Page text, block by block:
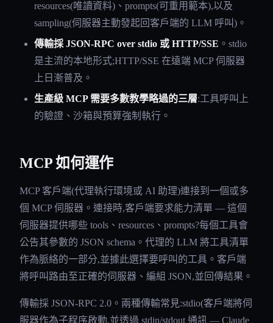
resources(唯讀資料)、prompts(可重用範本),以及
sampling(伺服器主動發起回客戶端的 LLM 呼叫)。
傳輸採 JSON-RPC over stdio 或 HTTP/SSE 。stdio
是主流的本地形式;HTTP/SSE 在遠端 MCP 伺服器
上日漸普及。
生產級 MCP 需要多數教學略過的三層:工具呼叫上
的驗證、沙箱與預算強制執行。
MCP 如何運作
MCP 客戶端(代理執行環境或 AI 助理)連接到一個或多
個 MCP 伺服器。連接時,客戶端要求能力清單 — 這個
伺服器提供哪些 tools、resources、prompts?每個工具會
公告其參數的 JSON schema。代理的 LLM 將工具清單
作為脈絡的一部分,並據此選擇要呼叫的工具。客戶端
將呼叫路由至正確的伺服器、編組 JSON,並回傳結果。
傳輸採 JSON-RPC 2.0。兩種傳輸常見:stdio(客戶端將伺
服器作為子程序啟動,並透過 stdin/stdout 通訊 — Claude